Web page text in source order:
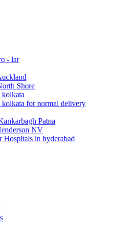
- lar
Shore
kolkata
for normal delivery
Patna
NV
Hospitals in hyderabad